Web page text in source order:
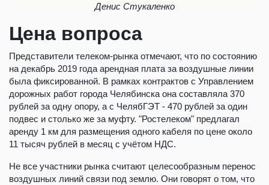
Денис Стукаленко
Цена вопроса
Представители телеком-рынка отмечают, что по состоянию
на декабрь 2019 года арендная плата за воздушные линии
была фиксированной. В рамках контрактов с Управлением
дорожных работ города Челябинска она составляла 370
рублей за одну опору, а с ЧелябГЭТ - 470 рублей за один
подвес и столько же за муфту. "Ростелеком" предлагал
аренду 1 км для размещения одного кабеля по цене около
11 тысяч рублей в месяц с учётом НДС.
Не все участники рынка считают целесообразным перенос
воздушных линий связи под землю. Они говорят о том, что